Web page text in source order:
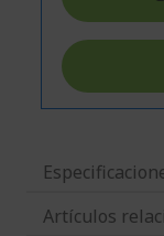
Artículos